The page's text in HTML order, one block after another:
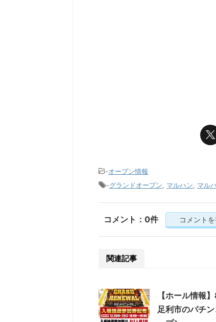
-オープン情報
-グランドオープン, マルハン, マル
コメント：0件 コメントを
関連記事
【ホール情報
足利市のパチ